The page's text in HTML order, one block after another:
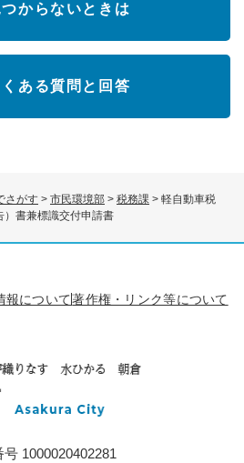
さがす > 市民環境部 > 税務課 > 軽自動車税
）書兼標識交付申請書
つからないときは
くある質問と回答
報について著作権・リンク等について
号 1000020402281